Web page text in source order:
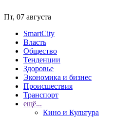
Пт, 07 августа
SmartCity
Власть
Общество
Тенденции
Здоровье
Экономика и бизнес
Происшествия
Транспорт
ещё...
Кино и Культура